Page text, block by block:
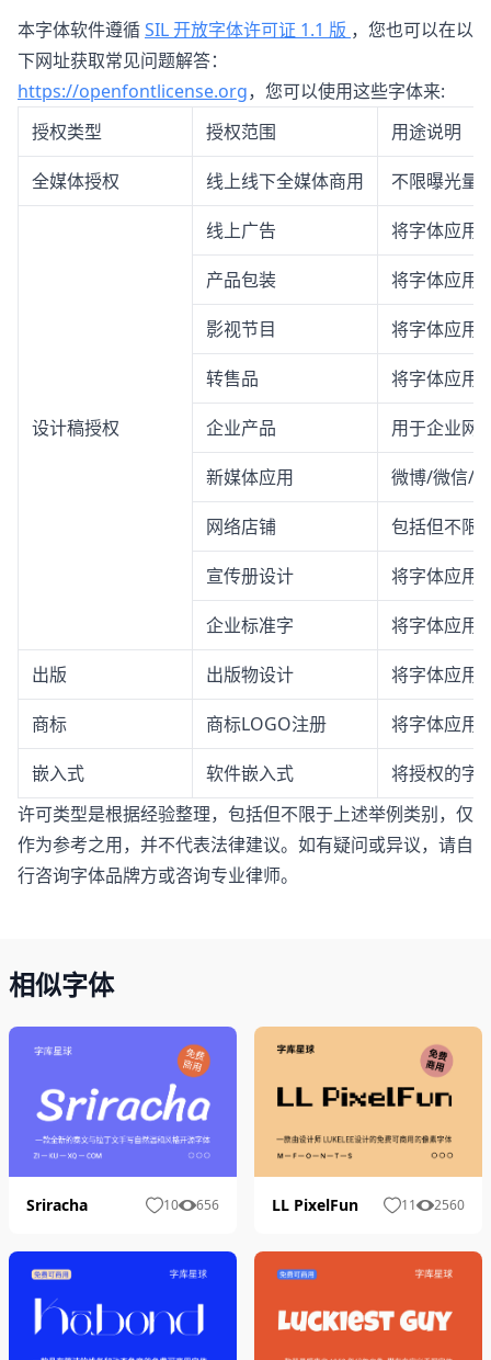
本字体软件遵循SIL 开放字体许可证 1.1 版 ，您也可以在以
下网址获取常见问题解答：
https://openfontlicense.org，您可以使用这些字体来:
授权类型
授权范围 用途说明
全媒体授权 线上线下全媒体商用 不限曝光量
设计稿授权
线上广告 将字体应用
产品包装 将字体应用
影视节目 将字体应用
转售品 将字体应用
企业产品 用于企业网
新媒体应用 微博/微信/
网络店铺 包括但不限
宣传册设计 将字体应用
企业标准字 将字体应用
出版 出版物设计 将字体应用
商标 商标LOGO注册 将字体应用
嵌入式 软件嵌入式
将授权的字
许可类型是根据经验整理，包括但不限于上述举例类别，仅
作为参考之用，并不代表法律建议。如有疑问或异议，请自
行咨询字体品牌方或咨询专业律师。
相似字体
Sriracha 10 656 LL PixelFun 11 2560